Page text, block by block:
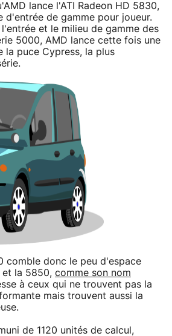
lance l'ATI Radeon HD 5830,
d'entrée de gamme pour joueur.
et le milieu de gamme des
5000, AMD lance cette fois une
la puce Cypress, la plus
comble donc le peu d'espace
et la 5850, comme son nom
à ceux qui ne trouvent pas la
mais trouvent aussi la
de 1120 unités de calcul,